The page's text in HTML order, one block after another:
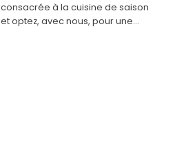
consacrée à la cuisine de saison
et optez, avec nous, pour une